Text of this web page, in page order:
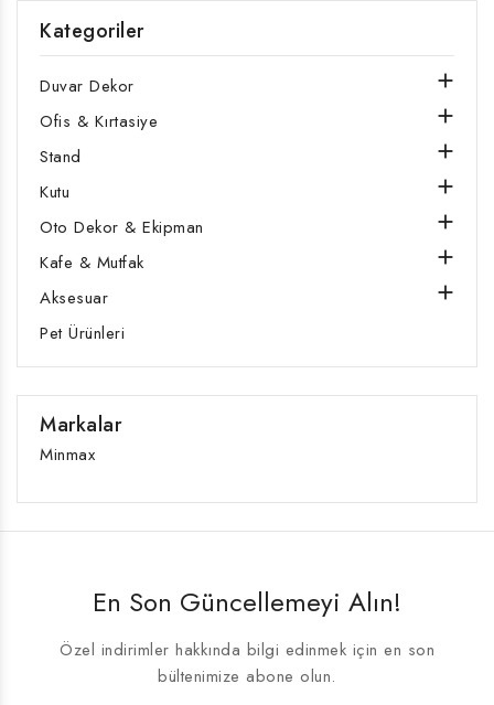
Kategoriler
Duvar Dekor

Ofis & Kırtasiye

Stand

Kutu

Oto Dekor & Ekipman

Kafe & Mutfak

Aksesuar

Pet Ürünleri
Markalar
Minmax
En Son Güncellemeyi Alın!
Özel indirimler hakkında bilgi edinmek için en son
bültenimize abone olun.